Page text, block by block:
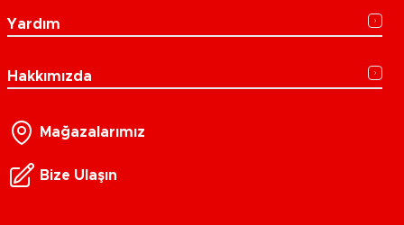
Yardım
Hakkımızda
Mağazalarımız
Bize Ulaşın